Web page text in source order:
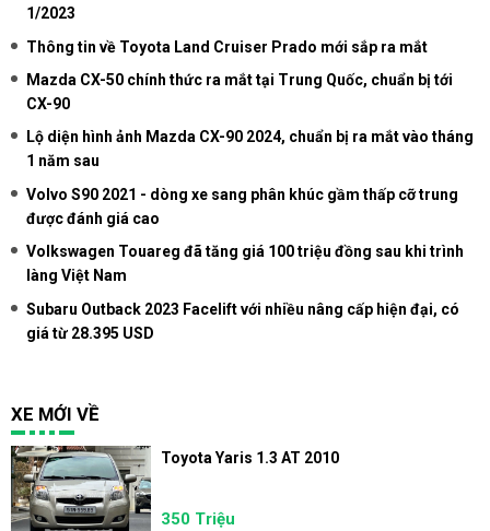
1/2023
Thông tin về Toyota Land Cruiser Prado mới sắp ra mắt
Mazda CX-50 chính thức ra mắt tại Trung Quốc, chuẩn bị tới
CX-90
Lộ diện hình ảnh Mazda CX-90 2024, chuẩn bị ra mắt vào tháng
1 năm sau
Volvo S90 2021 - dòng xe sang phân khúc gầm thấp cỡ trung
được đánh giá cao
Volkswagen Touareg đã tăng giá 100 triệu đồng sau khi trình
làng Việt Nam
Subaru Outback 2023 Facelift với nhiều nâng cấp hiện đại, có
giá từ 28.395 USD
XE MỚI VỀ
Toyota Yaris 1.3 AT 2010
350 Triệu